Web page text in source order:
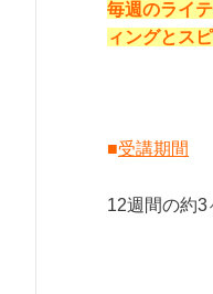
毎週のライ
ィングとス
■受講期間
12週間の約3